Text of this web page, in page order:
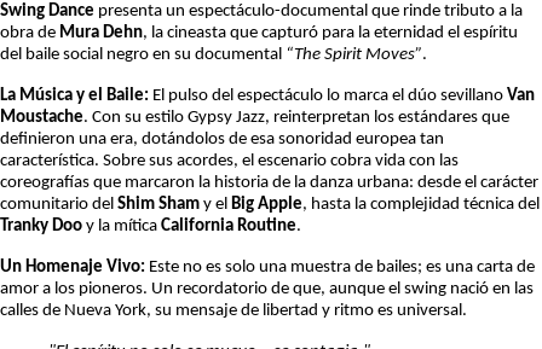
Swing Dance presenta un espectáculo-documental que rinde tributo a la
obra de Mura Dehn, la cineasta que capturó para la eternidad el espíritu
del baile social negro en su documental “The Spirit Moves”.
La Música y el Baile: El pulso del espectáculo lo marca el dúo sevillano Van
Moustache. Con su estilo Gypsy Jazz, reinterpretan los estándares que
definieron una era, dotándolos de esa sonoridad europea tan
característica. Sobre sus acordes, el escenario cobra vida con las
coreografías que marcaron la historia de la danza urbana: desde el carácter
comunitario del Shim Sham y el Big Apple, hasta la complejidad técnica del
Tranky Doo y la mítica California Routine.
Un Homenaje Vivo: Este no es solo una muestra de bailes; es una carta de
amor a los pioneros. Un recordatorio de que, aunque el swing nació en las
calles de Nueva York, su mensaje de libertad y ritmo es universal.